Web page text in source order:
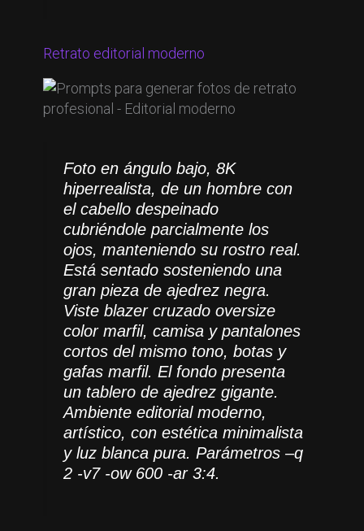
Retrato editorial moderno
Foto en ángulo bajo, 8K
hiperrealista, de un hombre con
el cabello despeinado
cubriéndole parcialmente los
ojos, manteniendo su rostro real.
Está sentado sosteniendo una
gran pieza de ajedrez negra.
Viste blazer cruzado oversize
color marfil, camisa y pantalones
cortos del mismo tono, botas y
gafas marfil. El fondo presenta
un tablero de ajedrez gigante.
Ambiente editorial moderno,
artístico, con estética minimalista
y luz blanca pura. Parámetros –q
2 -v7 -ow 600 -ar 3:4.